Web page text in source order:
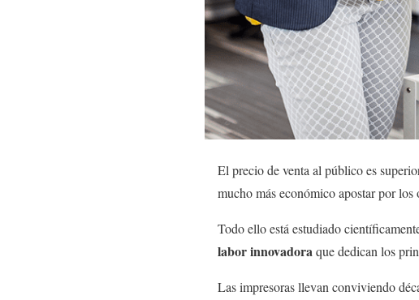
El precio de venta al público es
mucho más económico apostar por
Todo ello está estudiado
labor innovadoraque dedican los
Las impresoras llevan conviviendo